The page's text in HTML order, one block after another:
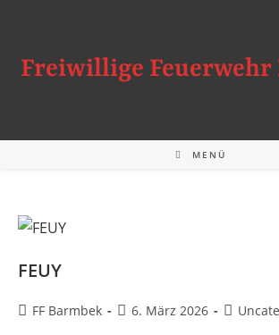
springen
Freiwillige Feuerwehr
MENÜ
FEUY
Beitrags-
FF Barmbek
Beitrag
6. März 2026
Beitrags-